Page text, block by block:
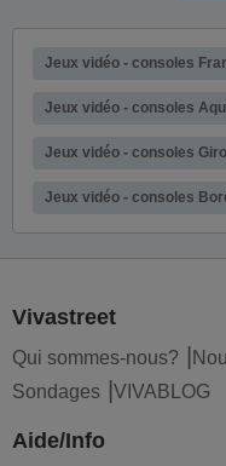
Jeux vidéo - consoles
Jeux vidéo - consoles
Jeux vidéo - consoles
Jeux vidéo - consoles
Vivastreet
Qui sommes-nous?
Sondages
VIVABLOG
Aide/Info